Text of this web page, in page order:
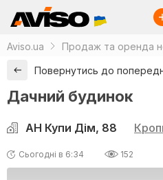
Aviso.ua Продаж та оренда
Повернутись до
Дачний будинок
АН Купи Дім, 88
Сьогодні в 6:34 152